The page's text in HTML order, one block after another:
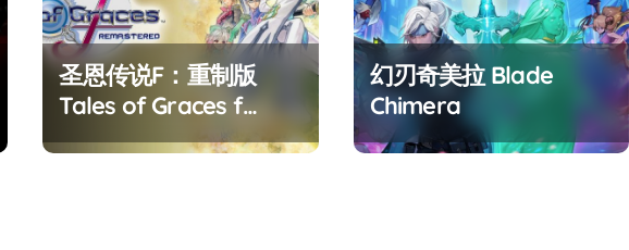
圣恩传说F：重制版
Tales of Graces f
Remastered
幻刃奇美拉 Blade
Chimera